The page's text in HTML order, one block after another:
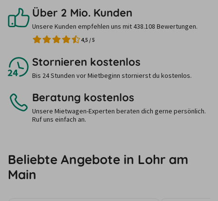
Über 2 Mio. Kunden
Unsere Kunden empfehlen uns mit 438.108 Bewertungen.
4,5 /5
Stornieren kostenlos
Bis 24 Stunden vor Mietbeginn stornierst du kostenlos.
Beratung kostenlos
Unsere Mietwagen-Experten beraten dich gerne persönlich.
Ruf uns einfach an.
Beliebte Angebote in Lohr am
Main